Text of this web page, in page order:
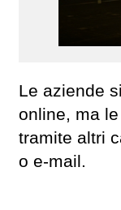
Le aziende
online, ma
tramite altri
o e-mail.